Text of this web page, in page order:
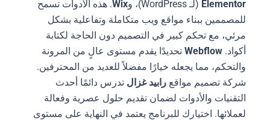
Elementor(لـ WordPress)، و Wix. هذه الأدوات تسمح
للمصممين ببناء مواقع ويب متكاملة وتفاعلية بشكل
مرئي، مع تحكم كبير في التصميم دون الحاجة لكتابة
أكواد.Webflowتحديدًا يقدم مستوى عالٍ من المرونة
والتحكم، مما يجعله خيارًا مفضلاً للعديد من المحترفين.
شركة تصميم مواقعرابيد غزالتدرس دائمًا أحدث
التقنيات والأدوات لضمان تقديم حلول عصرية وفعالة
لعملائها. اختيارك للبرنامج يعتمد في النهاية على مستوى